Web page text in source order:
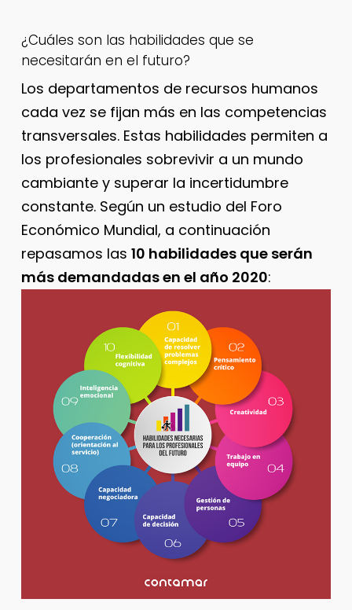
¿Cuáles son las habilidades que se
necesitarán en el futuro?
Los departamentos de recursos humanos
cada vez se fijan más en las competencias
transversales. Estas habilidades permiten a
los profesionales sobrevivir a un mundo
cambiante y superar la incertidumbre
constante. Según un estudio del Foro
Económico Mundial, a continuación
repasamos las 10 habilidades que serán
más demandadas en el año 2020: